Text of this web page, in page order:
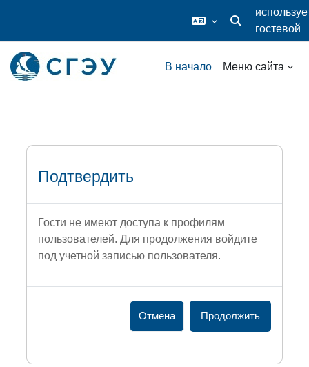
Изменитьгостевой
доступ
В начало
Меню сайта
Подтвердить
Гости не имеют доступа к профилям
пользователей. Для продолжения войдите
под учетной записью пользователя.
Отмена Продолжить